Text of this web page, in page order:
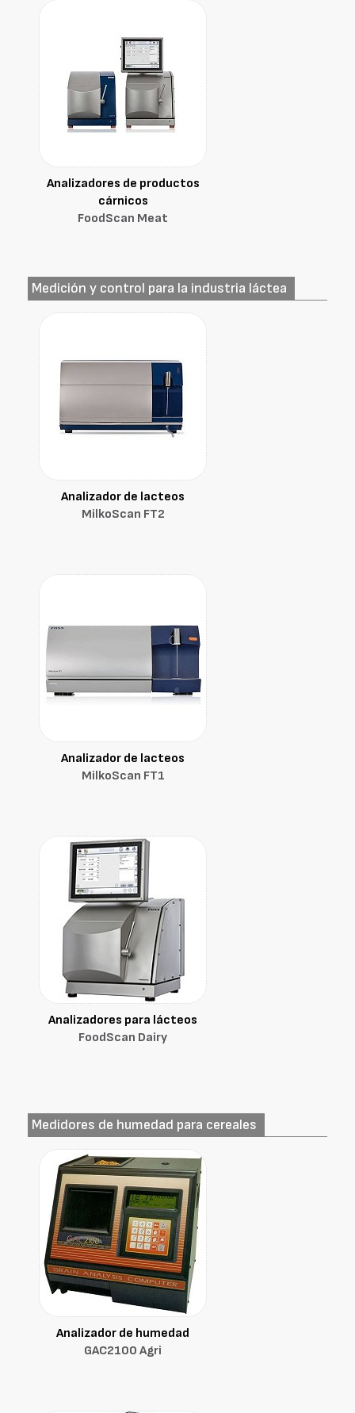
Analizadores de productos
cárnicos
FoodScan Meat
Medición y control para la industria láctea
Analizador de lacteos
MilkoScan FT2
Analizador de lacteos
MilkoScan FT1
Analizadores para lácteos
FoodScan Dairy
Medidores de humedad para cereales
Analizador de humedad
GAC2100 Agri